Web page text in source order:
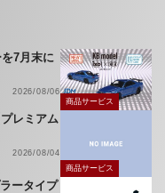
7月末に
2026/08/06
商品サービス
レミアム
2026/08/04
商品サービス
ータイプ